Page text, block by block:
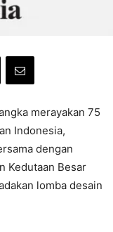
merayakan 75
Indonesia,
dengan
Kedutaan Besar
lomba desain